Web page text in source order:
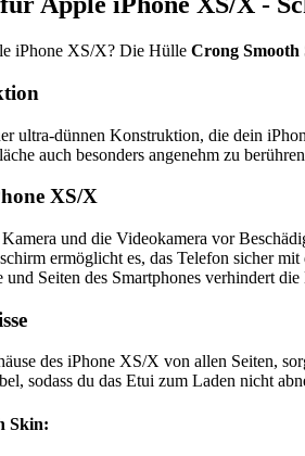
iPhone XS/X? Die Hülle Crong Smooth
ultra-dünnen Konstruktion, die dein
auch besonders angenehm zu
XS/X
und die Videokamera vor
ermöglicht es, das Telefon sicher
Seiten des Smartphones verhindert
des iPhone XS/X von allen Seiten,
sodass du das Etui zum Laden nicht
Skin: